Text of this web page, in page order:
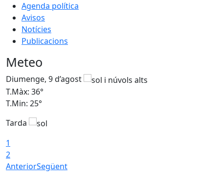
Agenda política
Avisos
Notícies
Publicacions
Meteo
Diumenge, 9 d’agost
T.Màx: 36°
T.Min: 25°
Tarda
1
2
AnteriorSegüent